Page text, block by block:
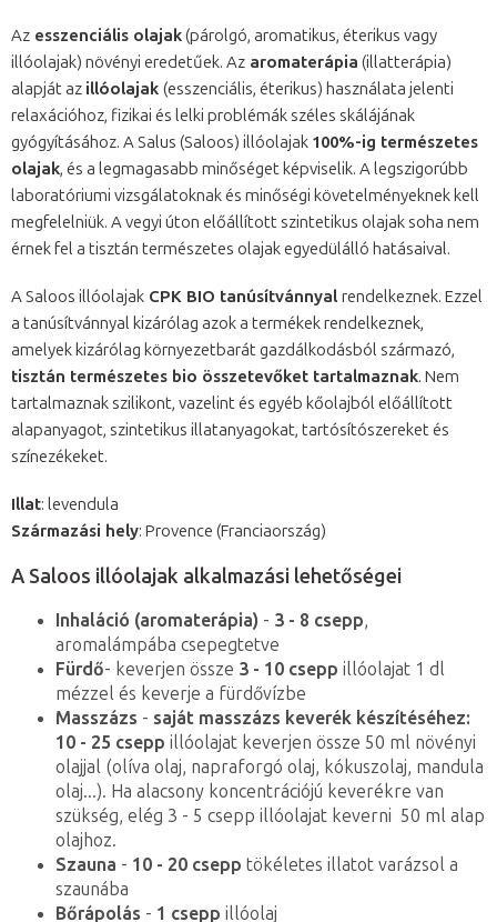
Az esszenciális olajak(párolgó, aromatikus, éterikus vagy
illóolajak) növényi eredetűek. Az aromaterápia (illatterápia)
alapját az illóolajak (esszenciális, éterikus) használata jelenti
relaxációhoz, fizikai és lelki problémák széles skálájának
gyógyításához. A Salus (Saloos) illóolajak 100%-ig természetes
olajak, és a legmagasabb minőséget képviselik. A legszigorúbb
laboratóriumi vizsgálatoknak és minőségi követelményeknek kell
megfelelniük. A vegyi úton előállított szintetikus olajak soha nem
érnek fel a tisztán természetes olajak egyedülálló hatásaival.
A Saloos illóolajak CPK BIO tanúsítvánnyal rendelkeznek. Ezzel
a tanúsítvánnyal kizárólag azok a termékek rendelkeznek,
amelyek kizárólag környezetbarát gazdálkodásból származó,
tisztán természetes bio összetevőket tartalmaznak. Nem
tartalmaznak szilikont, vazelint és egyéb kőolajból előállított
alapanyagot, szintetikus illatanyagokat, tartósítószereket és
színezékeket.
Illat: levendula
Származási hely: Provence (Franciaország)
A Saloos illóolajak alkalmazási lehetőségei
Inhaláció (aromaterápia) - 3 - 8 csepp,
aromalámpába csepegtetve
Fürdő- keverjen össze 3 - 10 csepp illóolajat 1 dl
mézzel és keverje a fürdővízbe
Masszázs - saját masszázs keverék készítéséhez:
10 - 25 csepp illóolajat keverjen össze 50 ml növényi
olajjal (olíva olaj, napraforgó olaj, kókuszolaj, mandula
olaj...). Ha alacsony koncentrációjú keverékre van
szükség, elég 3 - 5 csepp illóolajat keverni 50 ml alap
olajhoz.
Szauna - 10 - 20 csepp tökéletes illatot varázsol a
szaunába
Bőrápolás - 1 csepp illóolaj